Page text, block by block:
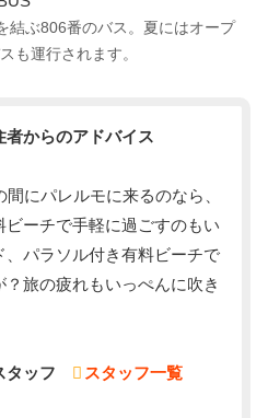
結ぶ806番のバス。夏にはオープ
も運行されます。
者からのアドバイス
間にパレルモに来るのなら、
ーチで手軽に過ごすのもい
、パラソル付き有料ビーチで
旅の疲れもいっぺんに吹き
タッフ スタッフ一覧